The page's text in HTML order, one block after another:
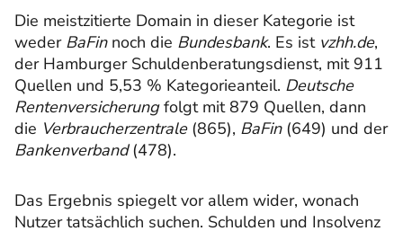
Die meistzitierte Domain in dieser Kategorie ist
weder BaFinnoch die Bundesbank. Es ist vzhh.de,
der Hamburger Schuldenberatungsdienst, mit 911
Quellen und 5,53 % Kategorieanteil. Deutsche
Rentenversicherungfolgt mit 879 Quellen, dann
die Verbraucherzentrale(865), BaFin(649) und der
Bankenverband(478).
Das Ergebnis spiegelt vor allem wider, wonach
Nutzer tatsächlich suchen. Schulden und Insolvenz